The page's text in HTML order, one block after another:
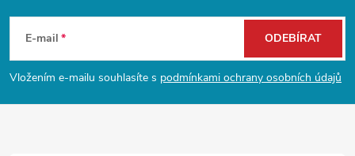
p
E-mail
Vložením e-mailu souhlasíte s podmínkami ochrany osobních údajů
ODEBÍRAT